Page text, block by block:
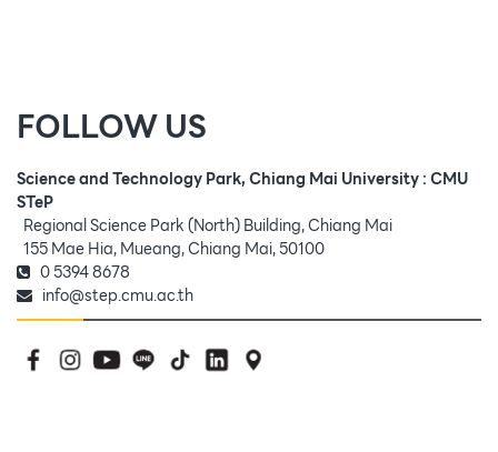
FOLLOW US
Science and Technology Park, Chiang Mai University : CMU
STeP
Regional Science Park (North) Building, Chiang Mai
155 Mae Hia, Mueang, Chiang Mai, 50100
0 5394 8678
info@step.cmu.ac.th